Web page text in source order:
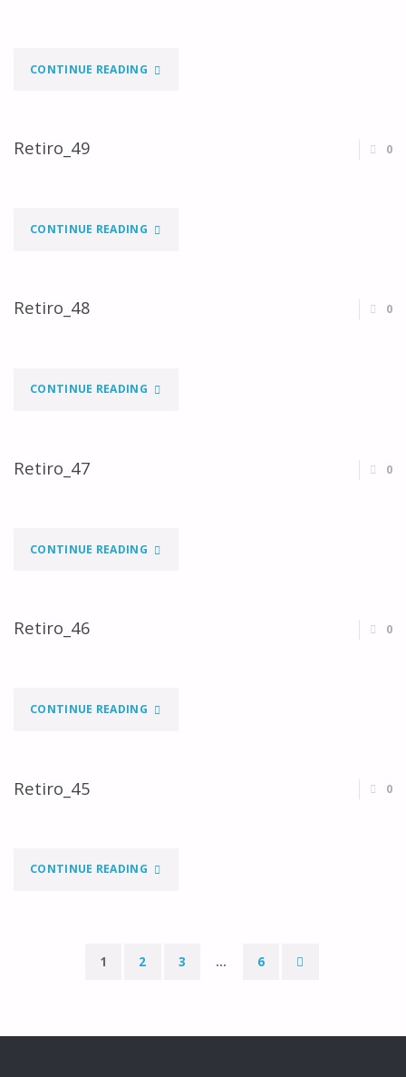
CONTINUE READING"RETIRO_50"
Retiro_49 0
CONTINUE READING"RETIRO_49"
Retiro_48 0
CONTINUE READING"RETIRO_48"
Retiro_47 0
CONTINUE READING"RETIRO_47"
Retiro_46 0
CONTINUE READING"RETIRO_46"
Retiro_45 0
CONTINUE READING"RETIRO_45"
dos
1 2 3 … 6